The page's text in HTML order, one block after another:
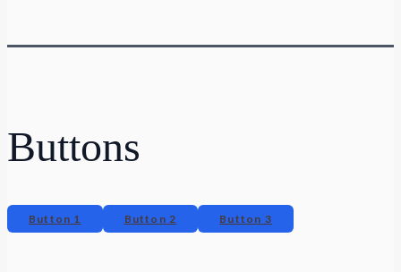
Buttons
Button 1 Button 2 Button 3